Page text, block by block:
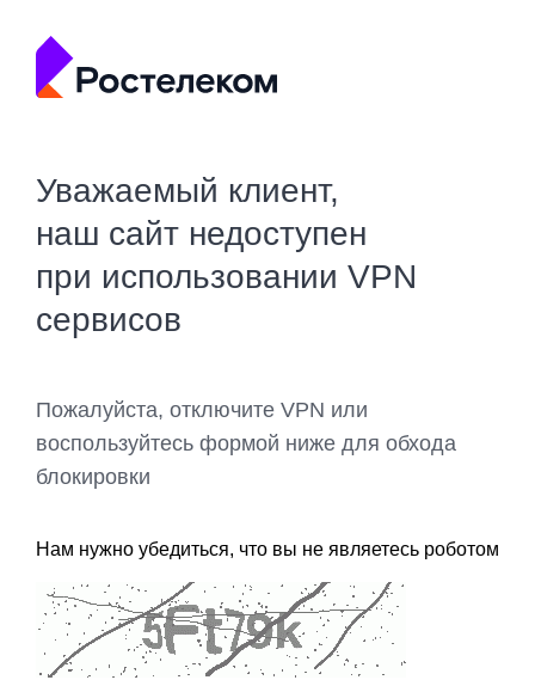
Уважаемый клиент,
наш сайт недоступен
при использовании VPN
сервисов
Пожалуйста, отключите VPN или
воспользуйтесь формой ниже для обхода
блокировки
Нам нужно убедиться, что вы не являетесь роботом